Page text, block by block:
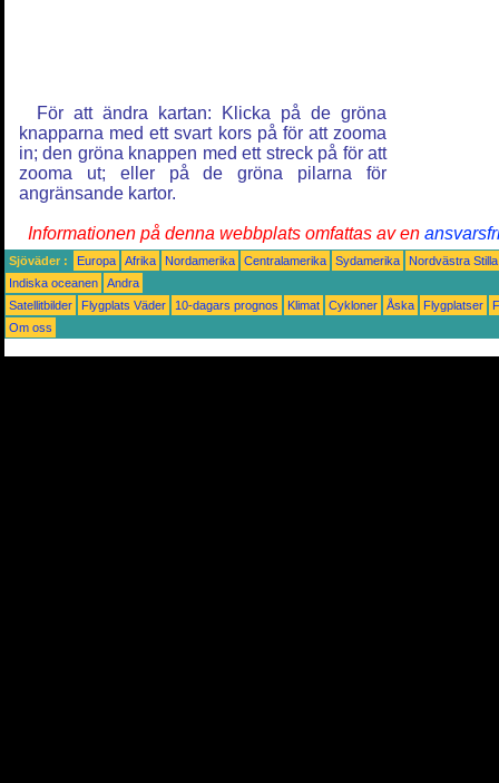
För att ändra kartan: Klicka på de gröna
knapparna med ett svart kors på för att zooma
in; den gröna knappen med ett streck på för att
zooma ut; eller på de gröna pilarna för
angränsande kartor.
Informationen på denna webbplats omfattas av en
Sjöväder : Europa Afrika Nordamerika Centralamerika Sydamerika
Nordvästra
Indiska oceanen
Andra
Satellitbilder
Flygplats Väder 10-dagars prognos Klimat Cykloner Åska Flygplatser
Om oss